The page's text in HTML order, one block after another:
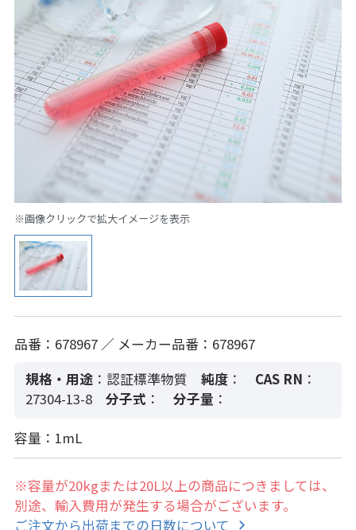
※画像クリックで拡大イメージを表示
品番：678967 ／ メーカー品番：678967
規格・用途 ：認証標準物質 純度： CAS RN ：
27304-13-8
分子式 ： 分子量 ：
容量：1mL
※容量が20kgまたは20L以上の商品につきましては、
別途、輸入費用が発生する場合がございます。
ご注文から出荷までの日数について